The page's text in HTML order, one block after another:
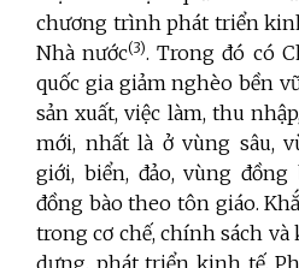
chương trình phát triển
Nhà nước(3). Trong đó có
quốc gia giảm nghèo bền
sản xuất, việc làm, thu
mới, nhất là ở vùng sâu,
giới, biển, đảo, vùng
đồng bào theo tôn giáo.
trong cơ chế, chính sách
dựng, phát triển kinh tế.